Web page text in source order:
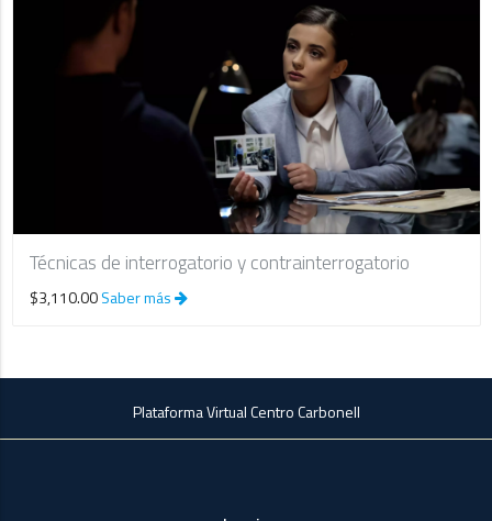
Técnicas de interrogatorio y contrainterrogatorio
$3,110.00Saber más
Plataforma Virtual Centro Carbonell